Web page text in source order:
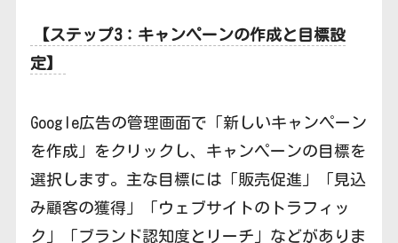
【ステップ3：キャンペーンの作成と目標設
定】
Google広告の管理画面で「新しいキャンペーン
を作成」をクリックし、キャンペーンの目標を
選択します。主な目標には「販売促進」「見込
み顧客の獲得」「ウェブサイトのトラフィッ
ク」「ブランド認知度とリーチ」などがありま